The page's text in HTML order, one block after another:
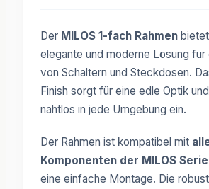
Der MILOS 1-fach Rahmen
elegante und moderne Lösung für
von Schaltern und Steckdosen.
Finish sorgt für eine edle Optik
nahtlos in jede Umgebung ein.
Der Rahmen ist kompatibel mit
Komponenten der MILOS Serie
eine einfache Montage. Die